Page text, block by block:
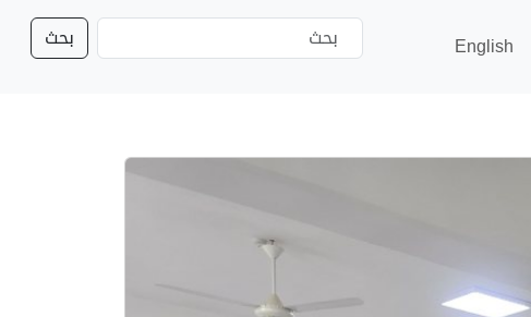
English بحث